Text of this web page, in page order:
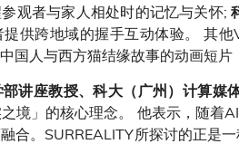
观者与家人相处时的记忆与关怀;
供跨地域的握手互动体验。 其
国人与西方猫结缘故事的动画短片
讲座教授、科大（广州）计算媒
之境」的核心理念。 他表示，随
合。SURREALITY所探讨的正